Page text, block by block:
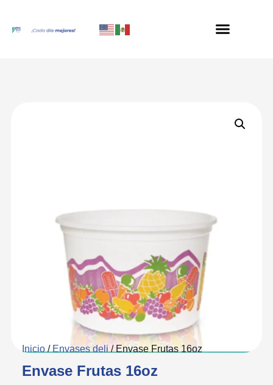
Inicio/Envases deli/ Envase Frutas 16oz
Envase Frutas 16oz